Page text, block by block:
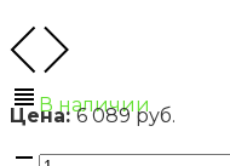
В наличии
Цена:6 089 руб.